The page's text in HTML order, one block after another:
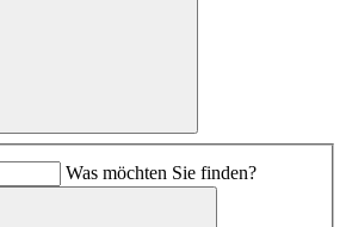
Was möchten Sie finden?